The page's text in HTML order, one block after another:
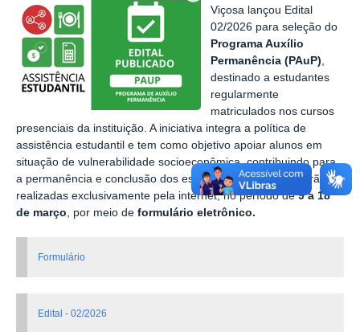
Viçosa lançou Edital
02/2026 para seleção do
Programa Auxílio
Permanência (PAuP)
destinado a estudantes
regularmente
matriculados nos cursos
presenciais da instituição. A iniciativa integra a política de
assistência estudantil e tem como objetivo apoiar alunos em
situação de vulnerabilidade socioeconômica, contribuindo para
a permanência e conclusão dos estudos. As inscrições serão
realizadas exclusivamente pela internet, no período de9 a 18
de março , por meio de formulário eletrônico.
Formulário
Edital - 02/2026